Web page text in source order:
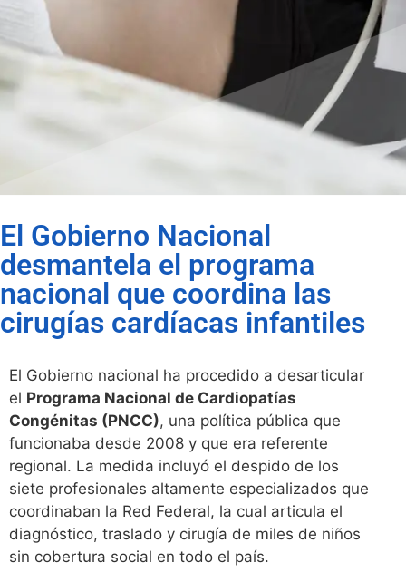
El Gobierno Nacional
desmantela el programa
nacional que coordina las
cirugías cardíacas infantiles
El Gobierno nacional ha procedido a desarticular
el Programa Nacional de Cardiopatías
Congénitas (PNCC), una política pública que
funcionaba desde 2008 y que era referente
regional. La medida incluyó el despido de los
siete profesionales altamente especializados que
coordinaban la Red Federal, la cual articula el
diagnóstico, traslado y cirugía de miles de niños
sin cobertura social en todo el país.